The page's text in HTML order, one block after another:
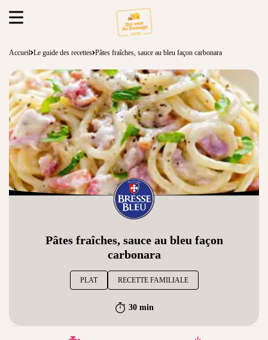
Accueil Le guide des recettes Pâtes fraîches, sauce au bleu façon carbonara
Pâtes fraîches, sauce au bleu façon
carbonara
PLAT RECETTE FAMILIALE
30 min